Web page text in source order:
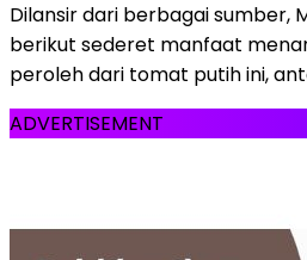
Dilansir dari berbagai sumber,
berikut sederet manfaat
peroleh dari tomat putih ini,
ADVERTISEMENT